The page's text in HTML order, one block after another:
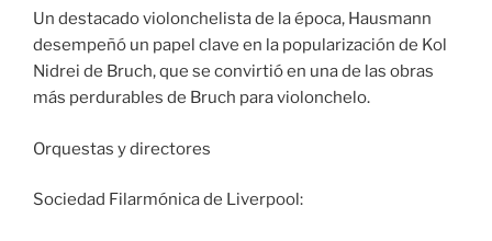
Un destacado violonchelista de la época, Hausmann
desempeñó un papel clave en la popularización de Kol
Nidrei de Bruch, que se convirtió en una de las obras
más perdurables de Bruch para violonchelo.
Orquestas y directores
Sociedad Filarmónica de Liverpool: